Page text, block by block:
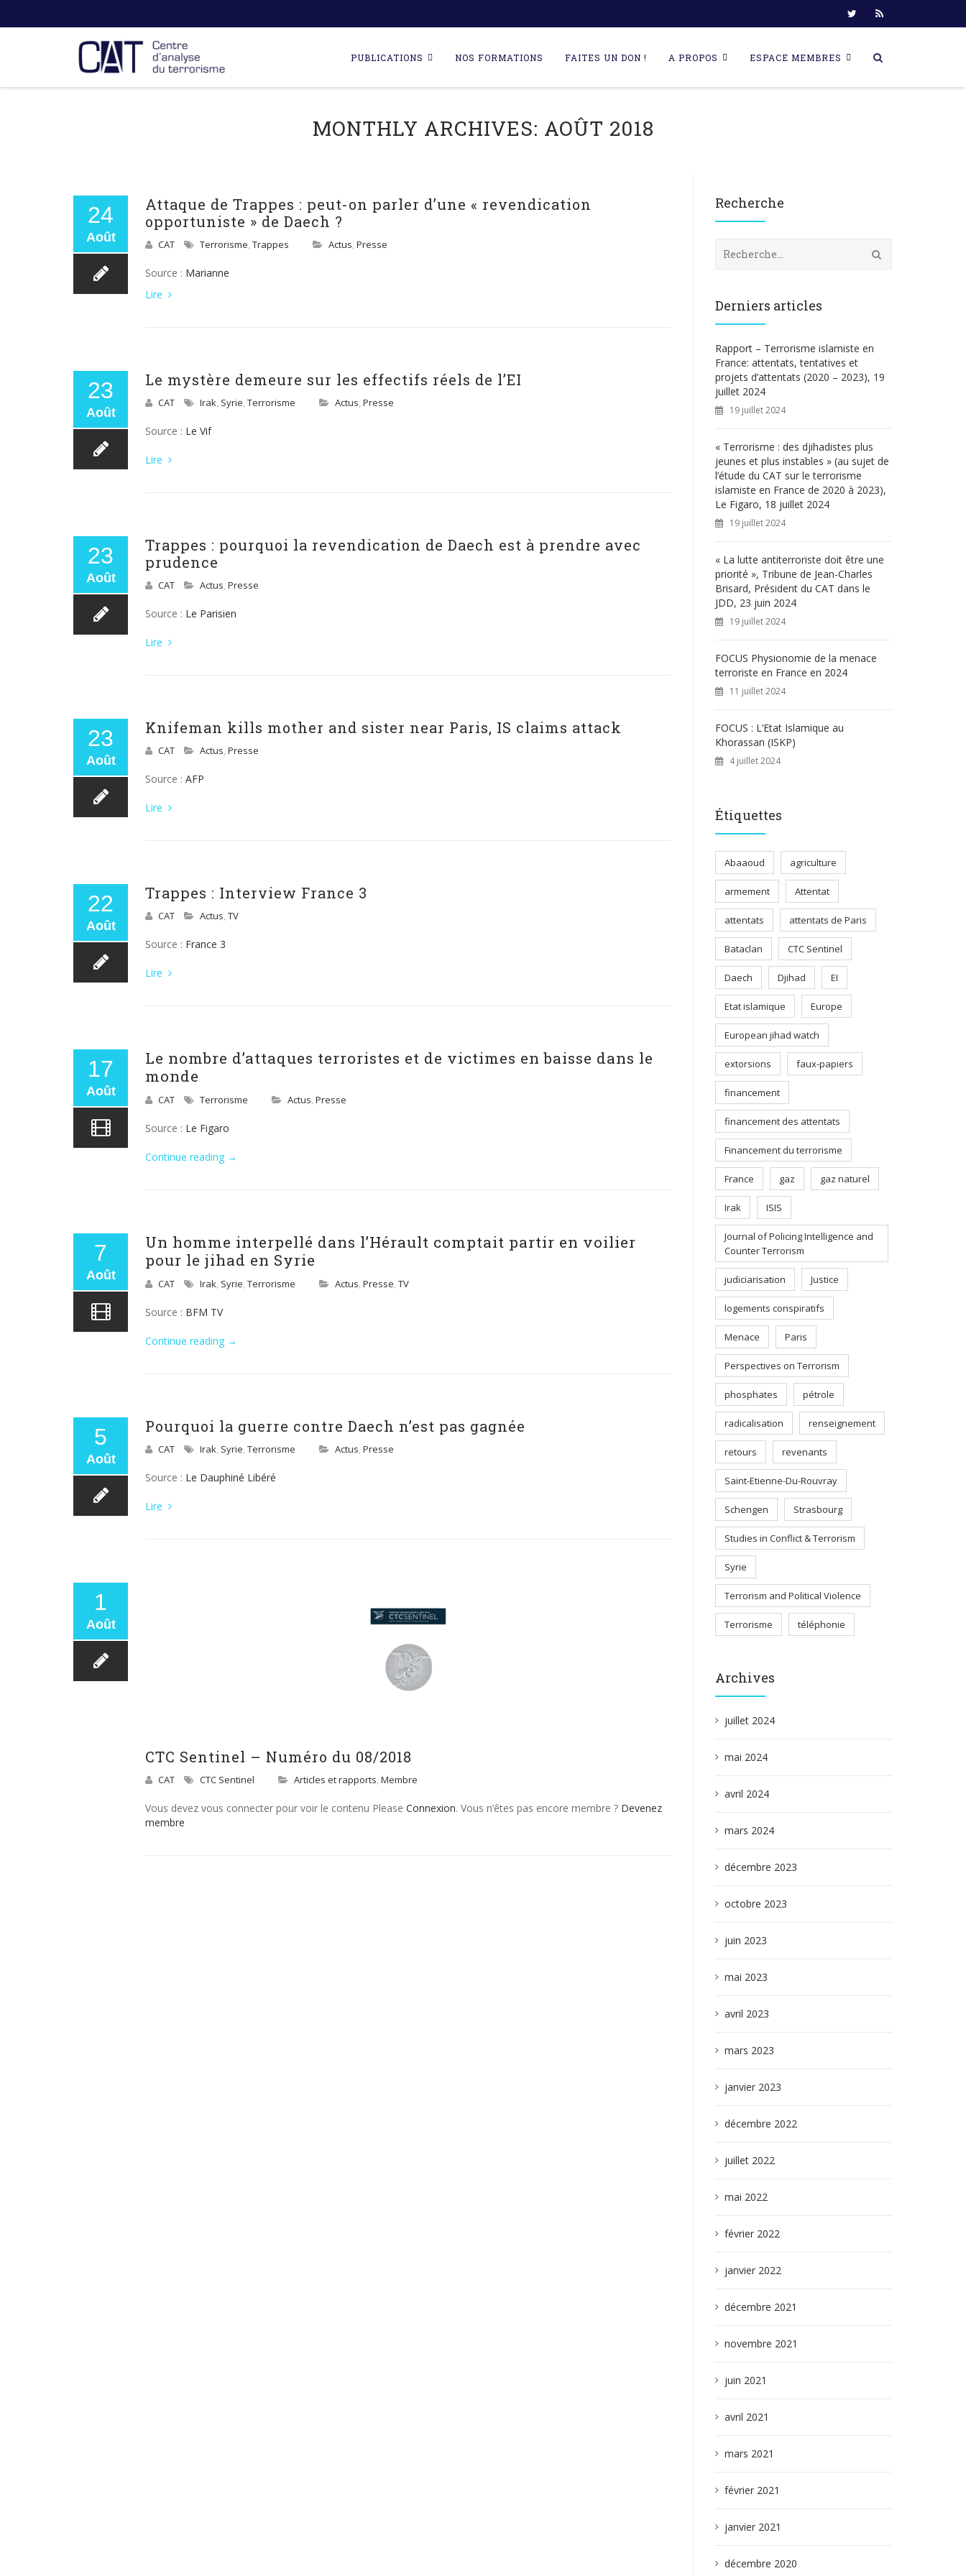
content
PUBLICATIONS NOS FORMATIONS FAITES UN DON ! A PROPOS ESPACE MEMBRES
MONTHLY ARCHIVES: AOÛT 2018
24
Août
Attaque de Trappes : peut-on parler d’une « revendication
opportuniste » de Daech ?
CAT Terrorisme, Trappes Actus, Presse
Source : Marianne
Lire
23
Août
Le mystère demeure sur les effectifs réels de l’EI
CAT Irak, Syrie, Terrorisme Actus, Presse
Source : Le Vif
Lire
23
Août
Trappes : pourquoi la revendication de Daech est à prendre avec
prudence
CAT Actus, Presse
Source : Le Parisien
Lire
23
Août
Knifeman kills mother and sister near Paris, IS claims attack
CAT Actus, Presse
Source : AFP
Lire
22
Août
Trappes : Interview France 3
CAT Actus, TV
Source : France 3
Lire
17
Août
Le nombre d’attaques terroristes et de victimes en baisse dans le
monde
CAT Terrorisme Actus, Presse
Source : Le Figaro
Continue reading →
7
Août
Un homme interpellé dans l’Hérault comptait partir en voilier
pour le jihad en Syrie
CAT Irak, Syrie, Terrorisme Actus, Presse, TV
Source : BFM TV
Continue reading →
5
Août
Pourquoi la guerre contre Daech n’est pas gagnée
CAT Irak, Syrie, Terrorisme Actus, Presse
Source : Le Dauphiné Libéré
Lire
1
Août
CTC Sentinel – Numéro du 08/2018
CAT CTC Sentinel Articles et rapports, Membre
Vous devez vous connecter pour voir le contenu Please Connexion. Vous n’êtes pas encore membre ? Devenez
membre
Recherche
e
h
e
r
:
Derniers articles
Rapport – Terrorisme islamiste en
France: attentats, tentatives et
projets d’attentats (2020 – 2023), 19
juillet 2024
19 juillet 2024
« Terrorisme : des djihadistes plus
jeunes et plus instables » (au sujet de
l’étude du CAT sur le terrorisme
islamiste en France de 2020 à 2023),
Le Figaro, 18 juillet 2024
19 juillet 2024
« La lutte antiterroriste doit être une
priorité », Tribune de Jean-Charles
Brisard, Président du CAT dans le
JDD, 23 juin 2024
19 juillet 2024
FOCUS Physionomie de la menace
terroriste en France en 2024
11 juillet 2024
FOCUS : L’Etat Islamique au
Khorassan (ISKP)
4 juillet 2024
Étiquettes
Abaaoud agriculture
armement Attentat
attentats attentats de Paris
Bataclan CTC Sentinel
Daech Djihad EI
Etat islamique Europe
European jihad watch
extorsions faux-papiers
financement
financement des attentats
Financement du terrorisme
France gaz gaz naturel
Irak ISIS
Journal of Policing Intelligence and
Counter Terrorism
judiciarisation Justice
logements conspiratifs
Menace Paris
Perspectives on Terrorism
phosphates pétrole
radicalisation renseignement
retours revenants
Saint-Etienne-Du-Rouvray
Schengen Strasbourg
Studies in Conflict & Terrorism
Syrie
Terrorism and Political Violence
Terrorisme téléphonie
Archives
juillet 2024
mai 2024
avril 2024
mars 2024
décembre 2023
octobre 2023
juin 2023
mai 2023
avril 2023
mars 2023
janvier 2023
décembre 2022
juillet 2022
mai 2022
février 2022
janvier 2022
décembre 2021
novembre 2021
juin 2021
avril 2021
mars 2021
février 2021
janvier 2021
décembre 2020